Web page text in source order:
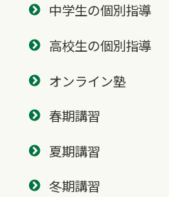
中学生の個別指導
高校生の個別指導
オンライン塾
春期講習
夏期講習
冬期講習